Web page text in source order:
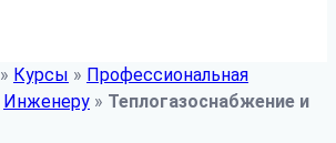
» Курсы » Профессиональная
Инженеру » Теплогазоснабжение и